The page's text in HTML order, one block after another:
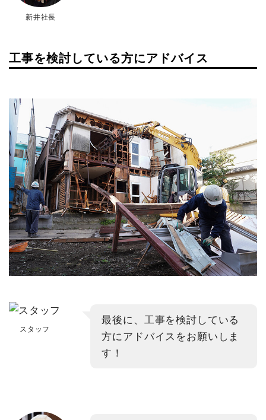
新井社長
工事を検討している方にアドバイス
スタッフ
最後に、工事を検討している
方にアドバイスをお願いしま
す！